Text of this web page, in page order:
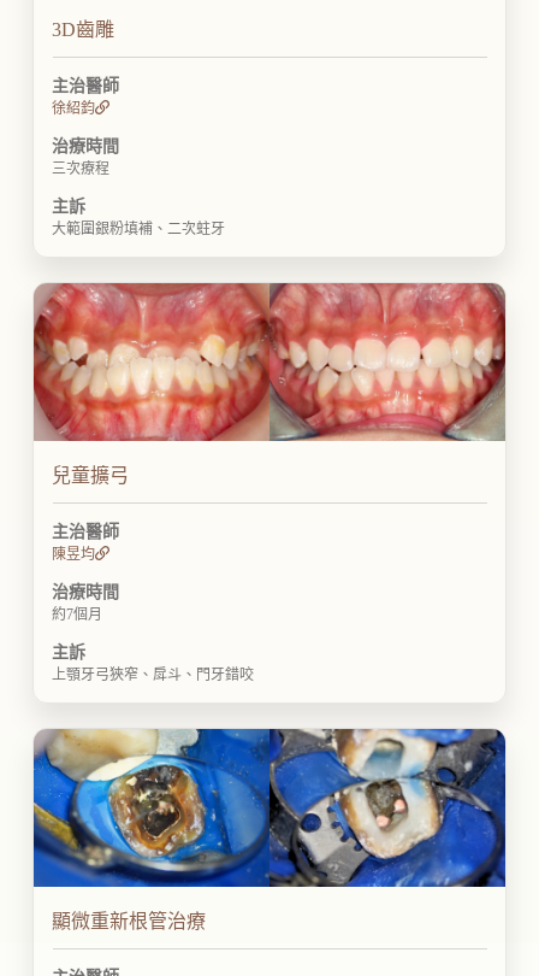
3D齒雕
主治醫師
徐紹鈞
治療時間
三次療程
主訴
大範圍銀粉填補、二次蛀牙
兒童擴弓
主治醫師
陳昱均
治療時間
約7個月
主訴
上顎牙弓狹窄、戽斗、門牙錯咬
顯微重新根管治療